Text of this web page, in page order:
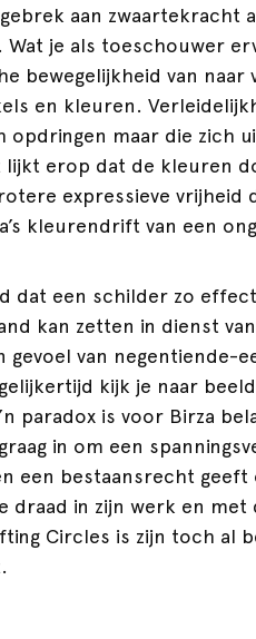
aan zwaartekracht
je als toeschouwer
bewegelijkheid van naar
en kleuren.
opdringen maar die zich
lijkt erop dat de kleuren
expressieve vrijheid
kleurendrift van een
dat een schilder zo
kan zetten in dienst
gevoel van negentiende-
kijk je naar
paradox is voor Birza
in om een
een bestaansrecht
draad in zijn werk en met
Circles is zijn toch al